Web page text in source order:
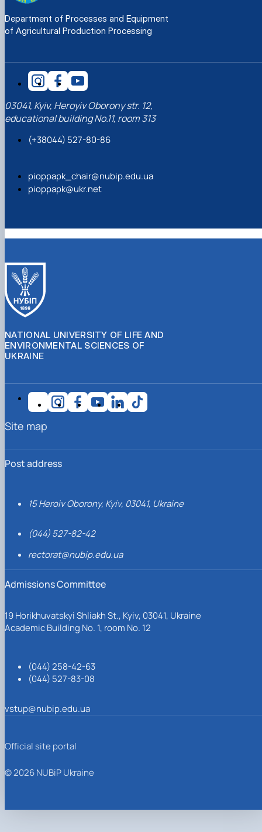
Department of Processes and Equipment
of Agricultural Production Processing
03041, Kyiv, Heroyiv Oborony str. 12,
educational building No.11, room 313
(+38044) 527-80-86
pioppapk_chair@nubip.edu.ua
pioppapk@ukr.net
NATIONAL UNIVERSITY OF LIFE AND
ENVIRONMENTAL SCIENCES OF
UKRAINE
Post address
15 Heroiv Oborony, Kyiv, 03041, Ukraine
(044) 527-82-42
rectorat@nubip.edu.ua
Admissions Committee
19 Horikhuvatskyi Shliakh St., Kyiv, 03041, Ukraine
Academic Building No. 1, room No. 12
(044) 258-42-63
(044) 527-83-08
vstup@nubip.edu.ua
Site map
Official site portal
© 2026 NUBiP Ukraine